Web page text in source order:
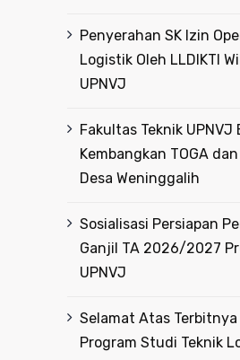
Penyerahan SK Izin
Logistik Oleh LLDIKTI
UPNVJ
Fakultas Teknik UPNVJ
Kembangkan TOGA
Desa Weninggalih
Sosialisasi Persiapan
Ganjil TA 2026/2027
UPNVJ
Selamat Atas
Program Studi Teknik